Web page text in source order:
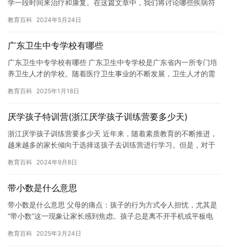
学一段时间来治疗和康复。在这篇文章中，我们将讨论哪些疾病符
的心…
教育百科 2024年5月24日
广东卫生中专学校有哪些
广东卫生中专学校有哪些 广东卫生中专学校是广东省内一所专门培
养卫生人才的学校。随着医疗卫生事业的不断发展，卫生人才的需
的选…
教育百科 2025年1月18日
厌学孩子特训营(浙江厌学孩子训练营要多少天)
浙江厌学孩子训练营要多少天 近年来，随着素质教育的不断推进，
越来越多的家长倾向于选择送孩子去训练营进行学习。但是，对于
子，…
教育百科 2024年9月8日
带小数是什么意思
带小数是什么意思 父母的痛点：孩子的行为方式令人担忧，尤其是
“带小数”这一现象让家长感到焦虑。孩子总是离不开手机或平板电
教育百科 2025年3月24日